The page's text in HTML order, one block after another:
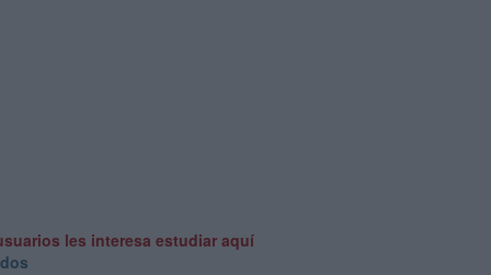
les interesa estudiar aquí